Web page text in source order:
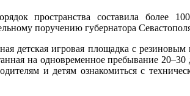
пространства составила более
поручению губернатора
детская игровая площадка с
на одновременное пребывание 20–30
и детям ознакомиться с